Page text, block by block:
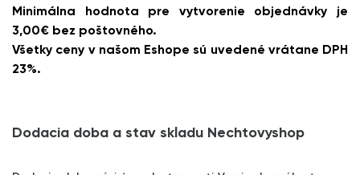
Minimálna hodnota pre vytvorenie objednávky je
3,00€ bez poštovného.
Všetky ceny v našom Eshope sú uvedené vrátane DPH
23%.
Dodacia doba a stav skladu Nechtovyshop